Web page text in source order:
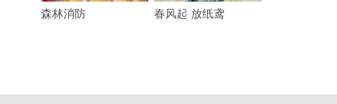
森林消防 春风起 放纸鸢